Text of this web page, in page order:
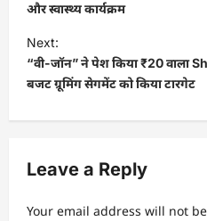
s
t
n
a
v
g
a
और स्वास्थ्य कार्यक्रम
Next:
“वी-जॉन” ने पेश किया ₹20 वाला
बजट ग्रूमिंग सेगमेंट को किया टारगेट
Leave a Reply
Your email address will not